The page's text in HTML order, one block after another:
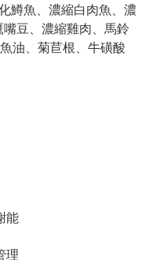
鱒魚、濃縮白肉魚、濃
豆、濃縮雞肉、馬鈴
油、菊苣根、牛磺酸
能
理